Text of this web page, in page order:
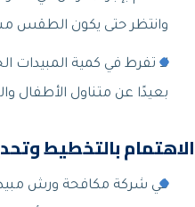
وانتظر حتى يكون الطقس
لا تفرط في كمية المبيدات
بعيدًا عن متناول الأطفال
الاهتمام بالتخطيط
في شركة مكافحة ورش